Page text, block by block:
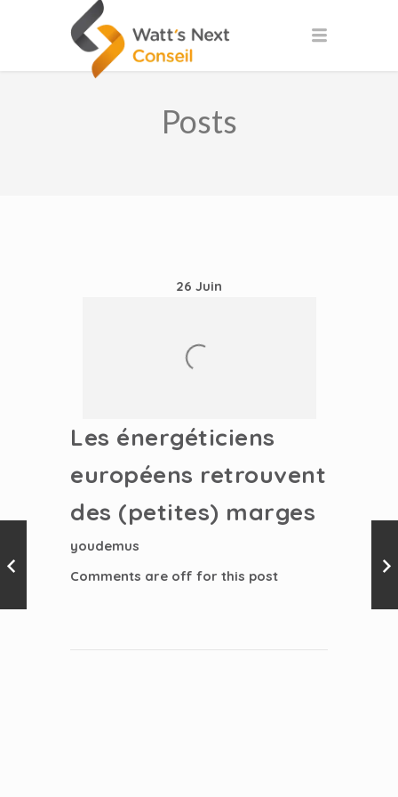
Posts
26 Juin
Les énergéticiens
européens retrouvent
des (petites) marges
youdemus
Comments are off for this post